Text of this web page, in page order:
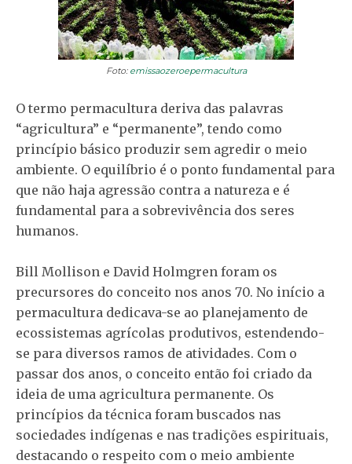
Foto: emissaozeroepermacultura
O termo permacultura deriva das palavras
“agricultura” e “permanente”, tendo como
princípio básico produzir sem agredir o meio
ambiente. O equilíbrio é o ponto fundamental para
que não haja agressão contra a natureza e é
fundamental para a sobrevivência dos seres
humanos.
Bill Mollison e David Holmgren foram os
precursores do conceito nos anos 70. No início a
permacultura dedicava-se ao planejamento de
ecossistemas agrícolas produtivos, estendendo-
se para diversos ramos de atividades. Com o
passar dos anos, o conceito então foi criado da
ideia de uma agricultura permanente. Os
princípios da técnica foram buscados nas
sociedades indígenas e nas tradições espirituais,
destacando o respeito com o meio ambiente